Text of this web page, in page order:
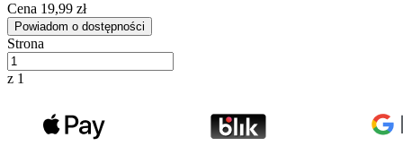
Cena 19,99 zł
Powiadom o dostępności
Strona
z 1